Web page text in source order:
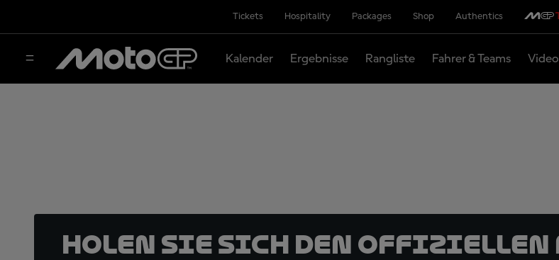
Tickets Hospitality Packages Shop Authentics
Kalender Ergebnisse Rangliste Fahrer & Teams
Holen Sie sich den offiziellen